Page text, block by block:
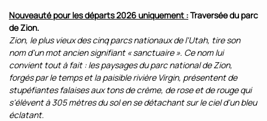
Nouveauté pour les départs 2026 uniquement :Traversée du parc
de Zion.
Zion, le plus vieux des cinq parcs nationaux de l'Utah, tire son
nom d'un mot ancien signifiant « sanctuaire ». Ce nom lui
convient tout à fait : les paysages du parc national de Zion,
forgés par le temps et la paisible rivière Virgin, présentent de
stupéfiantes falaises aux tons de crème, de rose et de rouge qui
s'élèvent à 305 mètres du sol en se détachant sur le ciel d'un bleu
éclatant.